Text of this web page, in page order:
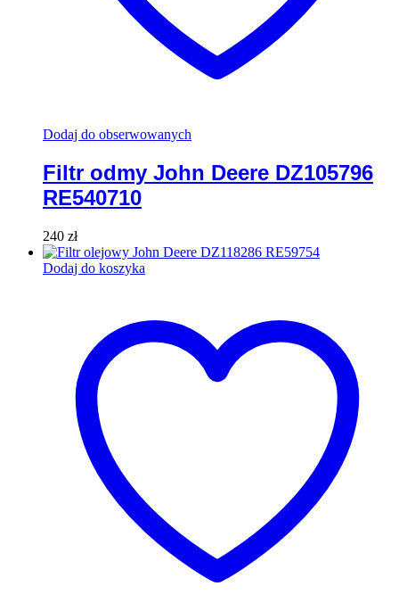
Dodaj do obserwowanych
Filtr odmy John Deere DZ105796
RE540710
240 zł
Dodaj do koszyka